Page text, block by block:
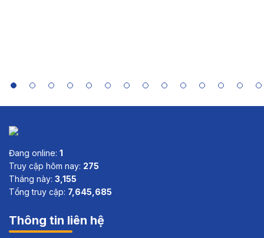
Nam
Đang online: 1
Truy cập hôm nay: 275
Tháng này: 3,155
Tổng truy cập: 7,645,685
Thông tin liên hệ